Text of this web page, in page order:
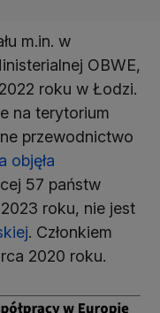
m.in. w
OBWE,
roku w Łodzi.
na terytorium
przewodnictwo
objęła
57 państw
roku, nie jest
. Członkiem
2020 roku.